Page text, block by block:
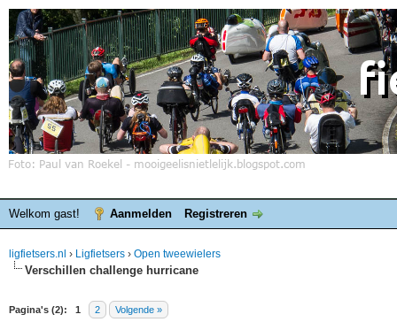
Welkom gast! Aanmelden Registreren
ligfietsers.nl › Ligfietsers › Open tweewielers
Verschillen challenge hurricane
Pagina's (2): 1 2 Volgende »
waardering is 0